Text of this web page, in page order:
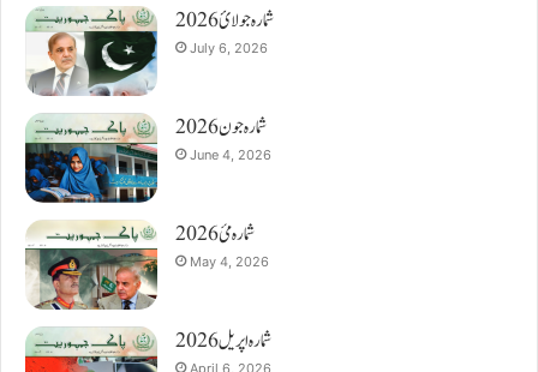
شمارہ جولائ 2026
July 6, 2026
شمارہ جون 2026
June 4, 2026
شمارہ مئ 2026
May 4, 2026
شمارہ اپریل 2026
April 6, 2026